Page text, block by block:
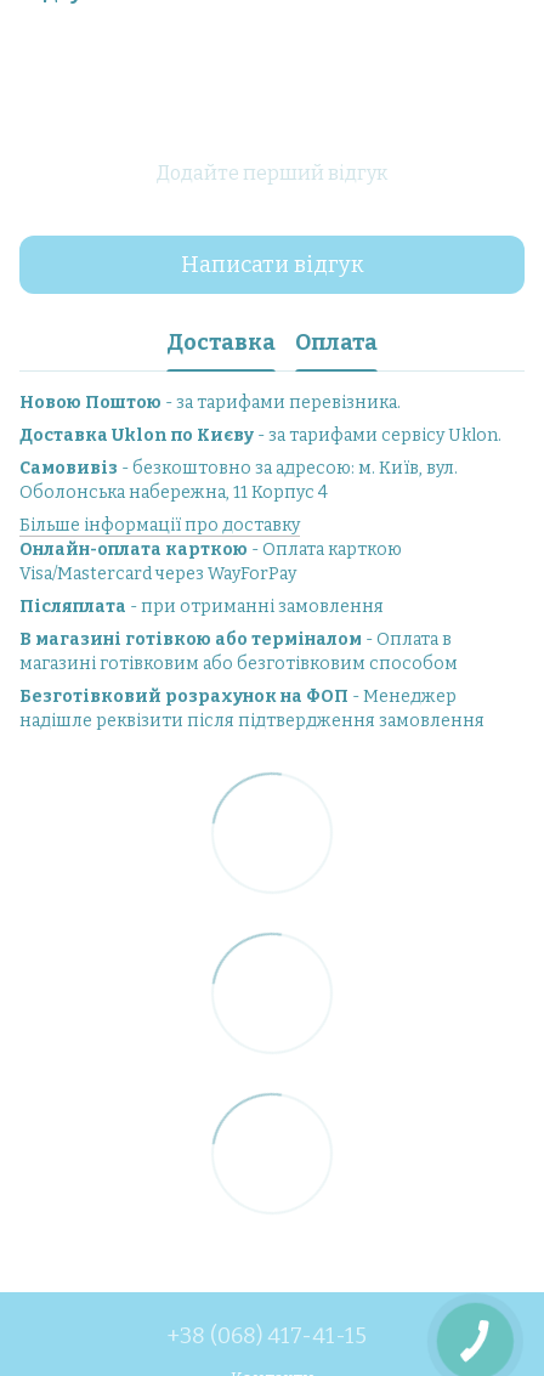
Додайте перший відгук
Написати відгук
Доставка Оплата
Новою Поштою - за тарифами перевізника.
Доставка Uklon по Києву - за тарифами сервісу Uklon.
Самовивіз - безкоштовно за адресою: м. Київ, вул.
Оболонська набережна, 11 Корпус 4
Більше інформації про доставку
Онлайн-оплата карткою - Оплата карткою
Visa/Mastercard через WayForPay
Післяплата - при отриманні замовлення
В магазині готівкою або терміналом - Оплата в
магазині готівковим або безготівковим способом
Безготівковий розрахунок на ФОП - Менеджер
надішле реквізити після підтвердження замовлення
+38 (068) 417-41-15